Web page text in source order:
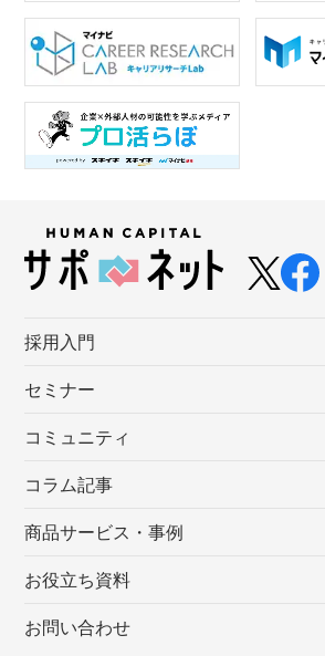
採⽤⼊⾨
セミナー
コミュニティ
コラム記事
商品サービス・事例
お役立ち資料
お問い合わせ